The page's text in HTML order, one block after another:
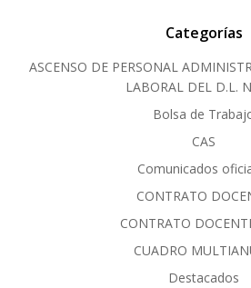
Categorías
ASCENSO DE PERSONAL
LABORAL DEL D.L.
Bolsa de
CAS
Comunicados
CONTRATO
CONTRATO
CUADRO
Destacados